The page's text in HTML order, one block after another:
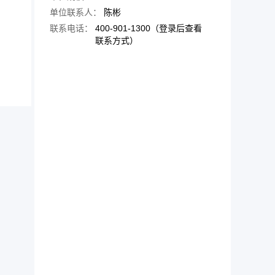
单位联系人：
陈彬
联系电话：
400-901-1300（登录后查看
联系方式）